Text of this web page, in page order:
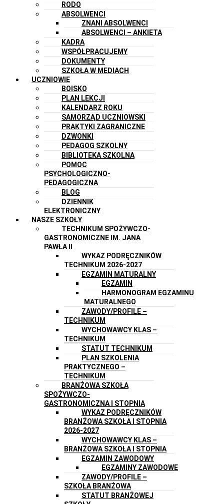
RODO
ABSOLWENCI
ZNANI ABSOLWENCI
ABSOLWENCI – ANKIETA
KADRA
WSPÓŁPRACUJEMY
DOKUMENTY
SZKOŁA W MEDIACH
UCZNIOWIE
BOISKO
PLAN LEKCJI
KALENDARZ ROKU
SAMORZĄD UCZNIOWSKI
PRAKTYKI ZAGRANICZNE
DZWONKI
PEDAGOG SZKOLNY
BIBLIOTEKA SZKOLNA
POMOC
PSYCHOLOGICZNO-
PEDAGOGICZNA
BLOG
DZIENNIK
ELEKTRONICZNY
NASZE SZKOŁY
TECHNIKUM SPOŻYWCZO-
GASTRONOMICZNE IM. JANA
PAWŁA II
WYKAZ PODRĘCZNIKÓW
TECHNIKUM 2026-2027
EGZAMIN MATURALNY
EGZAMIN
HARMONOGRAM EGZAMINU
MATURALNEGO
ZAWODY/PROFILE –
TECHNIKUM
WYCHOWAWCY KLAS –
TECHNIKUM
STATUT TECHNIKUM
PLAN SZKOLENIA
PRAKTYCZNEGO –
TECHNIKUM
BRANŻOWA SZKOŁA
SPOŻYWCZO-
GASTRONOMICZNA I STOPNIA
WYKAZ PODRĘCZNIKÓW
BRANŻOWA SZKOŁA I STOPNIA
2026-2027
WYCHOWAWCY KLAS –
BRANŻOWA SZKOŁA I STOPNIA
EGZAMIN ZAWODOWY
EGZAMINY ZAWODOWE
ZAWODY/PROFILE –
SZKOŁA BRANŻOWA
STATUT BRANŻOWEJ